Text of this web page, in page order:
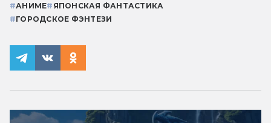
#АНИМЕ# ЯПОНСКАЯ ФАНТАСТИКА
#ГОРОДСКОЕ ФЭНТЕЗИ